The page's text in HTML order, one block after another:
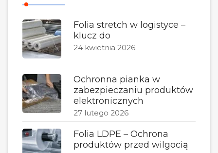
Folia stretch w logistyce –
klucz do
24 kwietnia 2026
Ochronna pianka w
zabezpieczaniu produktów
elektronicznych
27 lutego 2026
Folia LDPE – Ochrona
produktów przed wilgocią